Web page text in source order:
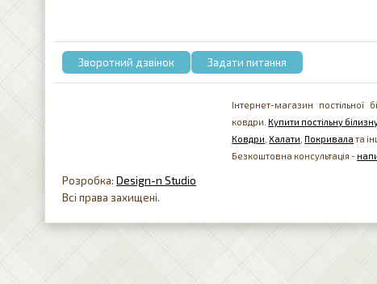
Зворотний дзвінок Задати питання
Інтернет-магазин
ковдри. Купити постільну
Ковдри ,Халати Покривала та
Безкоштовна консультація -
Розробка:Design-n Studio
Всі права захищені.